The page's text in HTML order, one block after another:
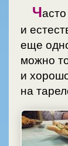
Ч
и
еще
можно
и
на